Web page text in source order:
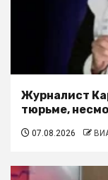
Журналист
тюрьме,
07.08.2026